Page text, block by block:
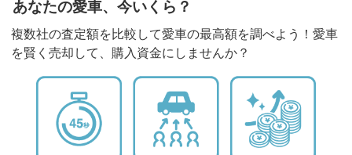
あなたの愛車、今いくら？
複数社の査定額を比較して愛車の最高額を調べよう！愛車
を賢く売却して、購入資金にしませんか？